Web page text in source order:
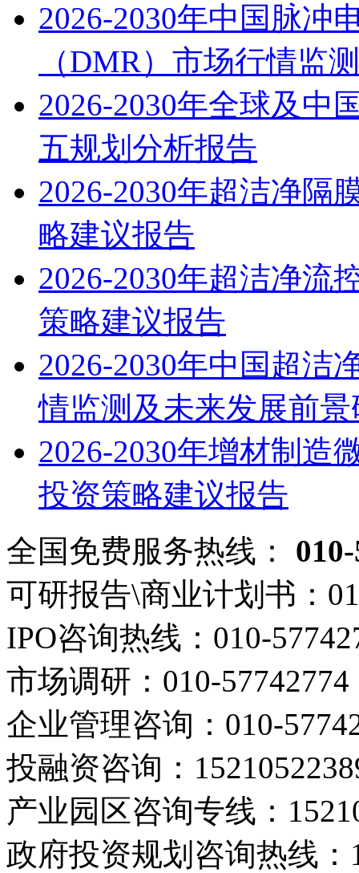
2026-2030年中国脉冲
（DMR）市场行情监
2026-2030年全球及中
五规划分析报告
2026-2030年超洁净隔
略建议报告
2026-2030年超洁净流
策略建议报告
2026-2030年中国超洁
情监测及未来发展前
2026-2030年增材制造
投资策略建议报告
全国免费服务热线：
可研报告\商业计划书：
IPO咨询热线： 010-
市场调研： 010-57742774
企业管理咨询： 010-
投融资咨询：
产业园区咨询专线：
政府投资规划咨询热线：